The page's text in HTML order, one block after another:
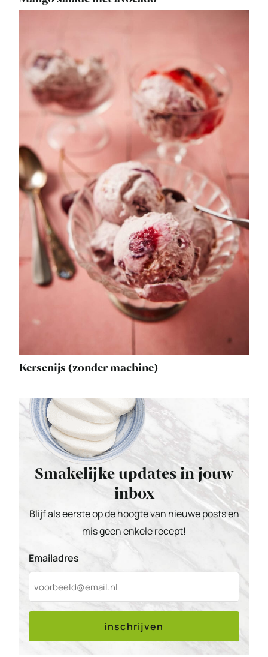
Kersenijs (zonder machine)
Smakelijke updates in jouw
inbox
Blijf als eerste op de hoogte van nieuwe posts en
mis geen enkele recept!
Emailadres
inschrijven